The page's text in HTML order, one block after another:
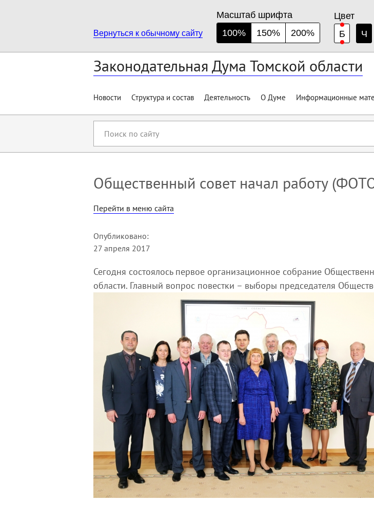
Вернуться к обычному сайту
Масштаб шрифта
100%
150% 200%
Цвет
Б
Ч
Законодательная Дума Томской области
Новости Структура и состав Деятельность О Думе Информационные
сайту
Общественный совет начал работу
Перейти в меню сайта
Опубликовано:
27 апреля 2017
Сегодня состоялось первое организационное собрание
области. Главный вопрос повестки – выборы председателя